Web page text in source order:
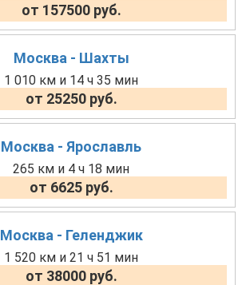
от 157500 руб.
Москва - Шахты
1 010 км и 14 ч 35 мин
от 25250 руб.
Москва - Ярославль
265 км и 4 ч 18 мин
от 6625 руб.
Москва - Геленджик
1 520 км и 21 ч 51 мин
от 38000 руб.